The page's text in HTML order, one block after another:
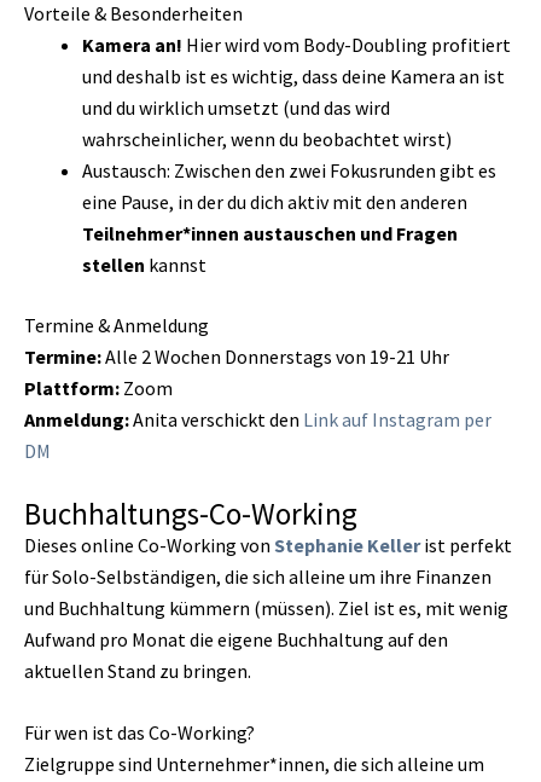
Vorteile & Besonderheiten
Kamera an! Hier wird vom Body-Doubling profitiert
und deshalb ist es wichtig, dass deine Kamera an ist
und du wirklich umsetzt (und das wird
wahrscheinlicher, wenn du beobachtet wirst)
Austausch: Zwischen den zwei Fokusrunden gibt es
eine Pause, in der du dich aktiv mit den anderen
Teilnehmer*innen austauschen und Fragen
stellen kannst
Termine & Anmeldung
Termine:Alle 2 Wochen Donnerstags von 19-21 Uhr
Plattform: Zoom
Anmeldung:Anita verschickt den Link auf Instagram per
DM
Buchhaltungs-Co-Working
Dieses online Co-Working von Stephanie Kellerist perfekt
für Solo-Selbständigen, die sich alleine um ihre Finanzen
und Buchhaltung kümmern (müssen). Ziel ist es, mit wenig
Aufwand pro Monat die eigene Buchhaltung auf den
aktuellen Stand zu bringen.
Für wen ist das Co-Working?
Zielgruppe sind Unternehmer*innen, die sich alleine um